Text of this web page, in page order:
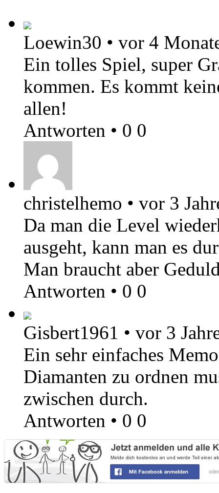
Loewin30 • vor 4
Ein tolles Spiel, super
kommen. Es kommt
allen!
Antworten • 0 0
christelhemo • vor 3
Da man die Level
ausgeht, kann man es
Man braucht aber
Antworten • 0 0
Gisbert1961 • vor 3
Ein sehr einfaches
Diamanten zu ordnen
zwischen durch.
Antworten • 0 0